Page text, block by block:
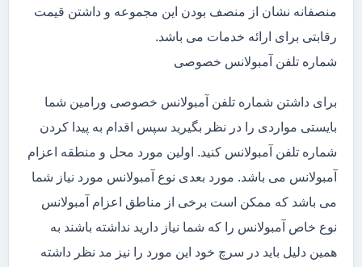
منصفانه نشان از منصف بودن این مجموعه و داشتن قیمت
رقابتی برای ارائه خدمات می باشد.
شماره تلفن آمبولانس خصوصی
برای داشتن شماره تلفن آمبولانس خصوصی ورامین شما
بایستی مواردی را در نظر بگیرید سپس اقدام به پیدا کردن
شماره تلفن آمبولانس کنید. اولین مورد محل و منطقه اعزام
آمبولانس می باشد. مورد بعدی نوع آمبولانس مورد نیاز شما
می باشد که ممکن است برخی از مناطق اعزام آمبولانس
نوع خاص آمبولانس را که شما نیاز دارید نداشته باشند به
همین دلیل باید در سرچ خود این مورد را نیز مد نظر داشته